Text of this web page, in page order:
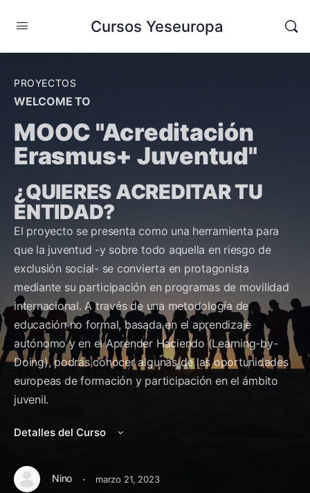
Cursos Yeseuropa
PROYECTOS
WELCOME TO
MOOC "Acreditación
Erasmus+ Juventud"
¿QUIERES ACREDITAR TU
ENTIDAD?
El proyecto se presenta como una herramienta para
que la juventud -y sobre todo aquella en riesgo de
exclusión social- se convierta en protagonista
mediante su participación en programas de movilidad
internacional. A través de una metodología de
educación no formal, basada en el aprendizaje
autónomo y en el Aprender Haciendo (Learning-by-
Doing), podrás conocer algunas de las oportunidades
europeas de formación y participación en el ámbito
juvenil.
Detalles del Curso
Nino · marzo 21, 2023